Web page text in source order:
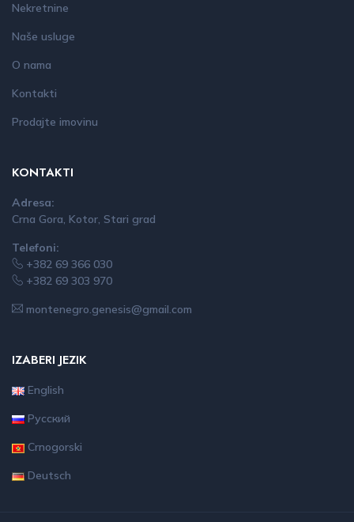
Nekretnine
Naše usluge
O nama
Kontakti
Prodajte imovinu
KONTAKTI
Adresa:
Crna Gora, Kotor, Stari grad
Telefoni:
+382 69 366 030
+382 69 303 970
montenegro.genesis@gmail.com
IZABERI JEZIK
English
Русский
Crnogorski
Deutsch